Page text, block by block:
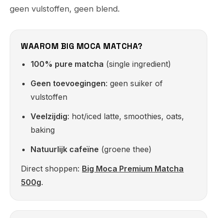
geen vulstoffen, geen blend.
WAAROM BIG MOCA MATCHA?
100% pure matcha (single ingredient)
Geen toevoegingen: geen suiker of
vulstoffen
Veelzijdig: hot/iced latte, smoothies, oats,
baking
Natuurlijk cafeïne (groene thee)
Direct shoppen: Big Moca Premium Matcha
500g.